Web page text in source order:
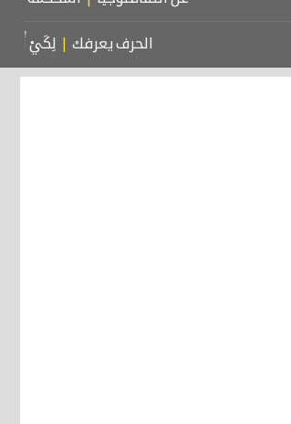
الحرف يعرفك | لِكَيْ أُبَالِغَ فِي